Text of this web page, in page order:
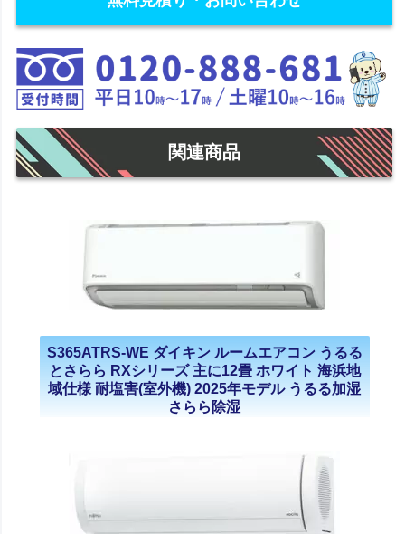
関連商品
S365ATRS-WE ダイキン ルームエアコン うるる
とさらら RXシリーズ 主に12畳 ホワイト 海浜地
域仕様 耐塩害(室外機) 2025年モデル うるる加湿
さらら除湿